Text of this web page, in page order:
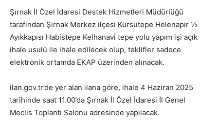
Şırnak İl Özel İdaresi Destek Hizmetleri Müdürlüğü
tarafından Şırnak Merkez ilçesi Kürsütepe Helenapir ½
Ayıkkapısı Habistepe Kelhanavi tepe yolu yapım işi açık
ihale usulü ile ihale edilecek olup, teklifler sadece
elektronik ortamda EKAP üzerinden alınacak.
ilan.gov.tr’de yer alan ilana göre, ihale 4 Haziran 2025
tarihinde saat 11.00’da Şırnak İl Özel İdaresi İl Genel
Meclis Toplantı Salonu adresinde yapılacak.